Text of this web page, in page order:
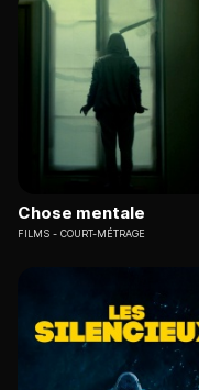
Chose mentale
FILMS COURT-MÉTRAGE